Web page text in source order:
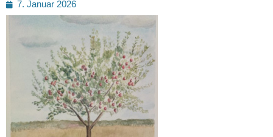
Posted
on
7. Januar 2026